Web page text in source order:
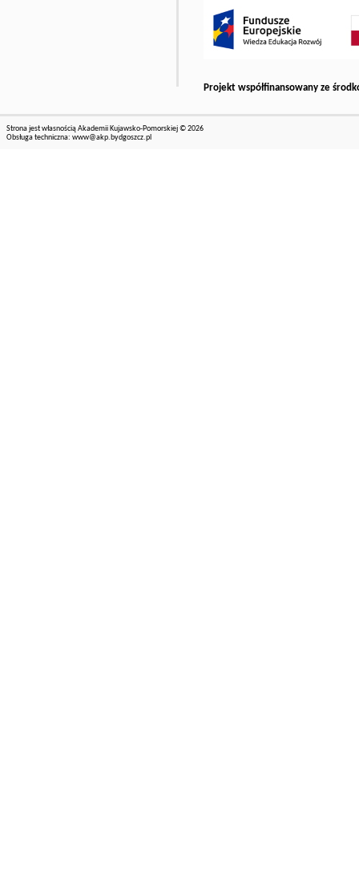
Projekt współfinansowany ze
Strona jest własnością Akademii Kujawsko-Pomorskiej © 2026
Obsługa techniczna: www@akp.bydgoszcz.pl